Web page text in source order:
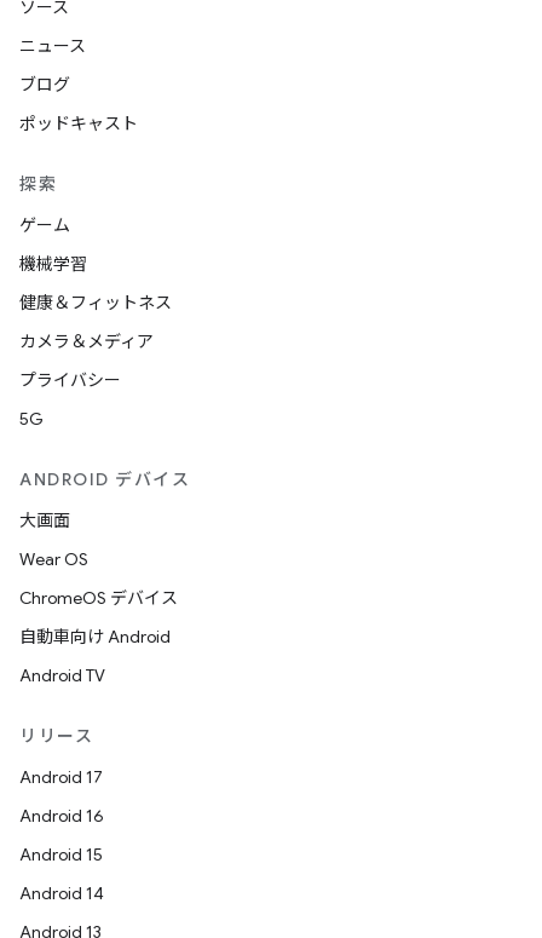
ソース
ニュース
ブログ
ポッドキャスト
探索
ゲーム
機械学習
健康＆フィットネス
カメラ＆メディア
プライバシー
5G
ANDROID デバイス
大画面
Wear OS
ChromeOS デバイス
自動車向け Android
Android TV
リリース
Android 17
Android 16
Android 15
Android 14
Android 13